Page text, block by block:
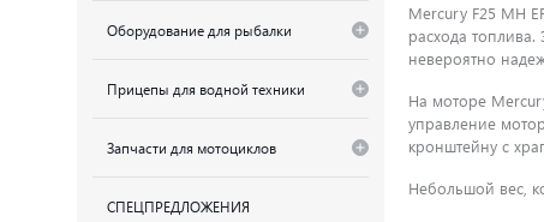
Оборудование для рыбалки
Прицепы для водной техники
Запчасти для мотоциклов
СПЕЦПРЕДЛОЖЕНИЯ
Mercury F25 MH
расхода
невероятно
На моторе
управление
кронштейну с
Небольшой вес,